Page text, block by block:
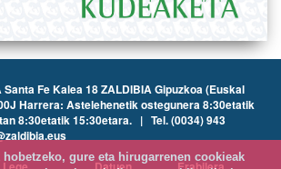
Fe Kalea 18 ZALDIBIA Gipuzkoa (Euskal
Harrera: Astelehenetik ostegunera 8:30etatik
8:30etatik 15:30etara. | Tel. (0034) 943
gure eta hirugarrenen cookieak